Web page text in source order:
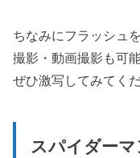
ちなみにフラッシュ
撮影・動画撮影も可
ぜひ激写してみてく
スパイダー